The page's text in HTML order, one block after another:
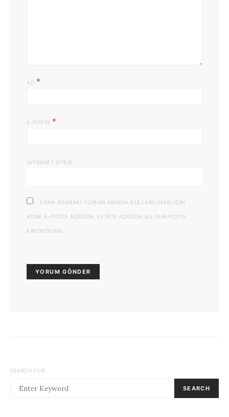
AD *
E-POSTA *
İNTERNET SITESI
DAHA SONRAKI YORUMLARIMDA KULLANILMASI IÇIN
ADIM, E-POSTA ADRESIM VE SITE ADRESIM BU TARAYICIYA
KAYDEDILSIN.
SEARCH FOR:
SEARCH